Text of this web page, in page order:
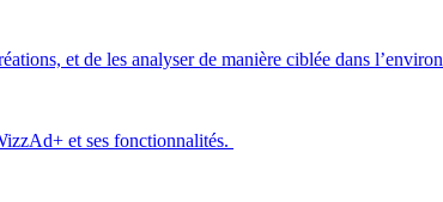
et de les analyser de manière ciblée dans
et ses fonctionnalités.